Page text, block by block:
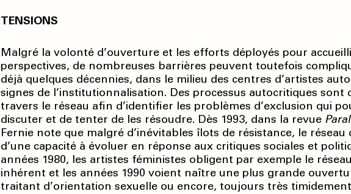
TENSIONS
Malgré la volonté d’ouverture et les efforts déployés pour
perspectives, de nombreuses barrières peuvent toutefois
déjà quelques décennies, dans le milieu des centres d’artistes
signes de l’institutionnalisation. Des processus autocritiques
travers le réseau afin d’identifier les problèmes d’exclusion qui
discuter et de tenter de les résoudre. Dès 1993, dans la revue
Fernie note que malgré d’inévitables îlots de résistance, le
d’une capacité à évoluer en réponse aux critiques sociales et
années 1980, les artistes féministes obligent par exemple le
inhérent et les années 1990 voient naître une plus grande
traitant d’orientation sexuelle ou encore, toujours très